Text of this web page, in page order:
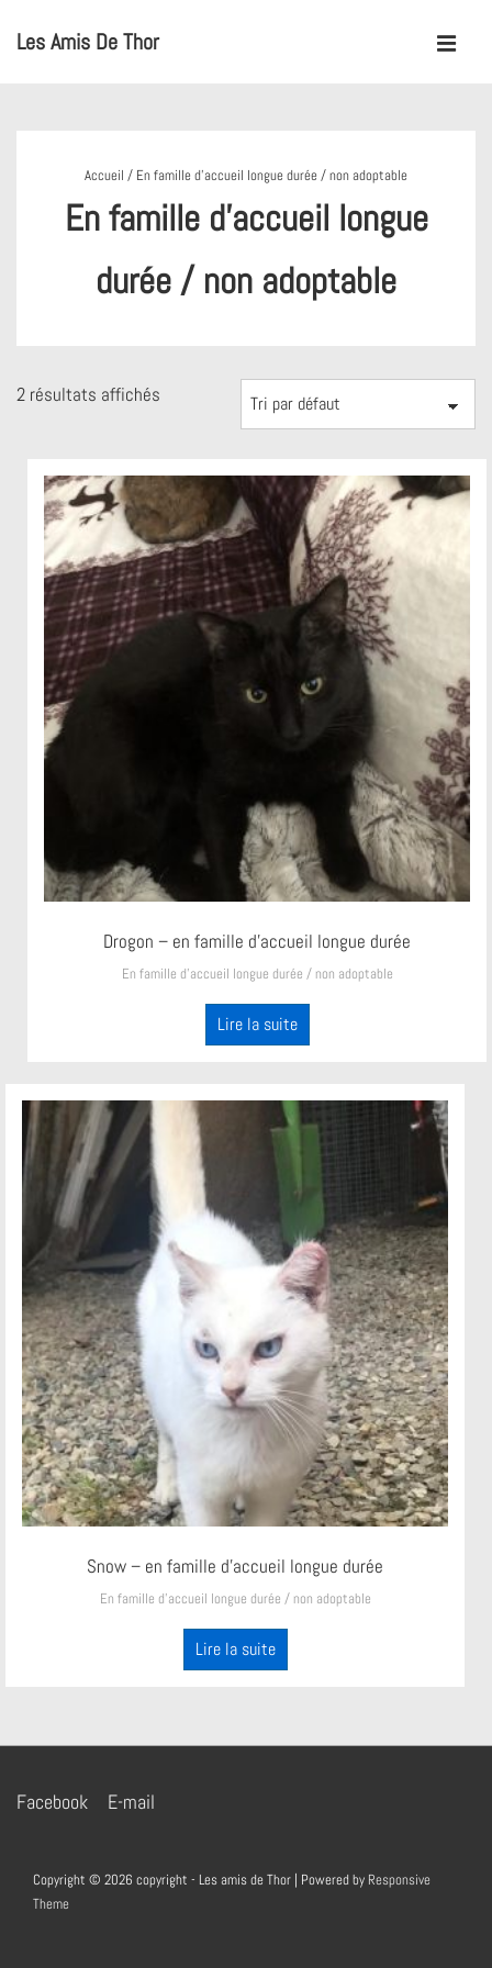
passer
Les Amis De Thor
Accueil / En famille d’accueil longue durée / non adoptable
En famille d’accueil longue
durée / non adoptable
2 résultats affichés
Drogon – en famille d’accueil longue durée
En famille d’accueil longue durée / non adoptable
Lire la suite
Snow – en famille d’accueil longue durée
En famille d’accueil longue durée / non adoptable
Lire la suite
Menu
bas
de
Facebook E-mail
Copyright © 2026 copyright - Les amis de Thor | Powered by Responsive
Theme